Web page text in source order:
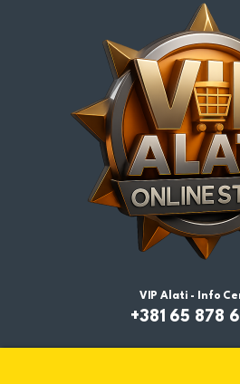
VIP Alati - Info
+381 65 878